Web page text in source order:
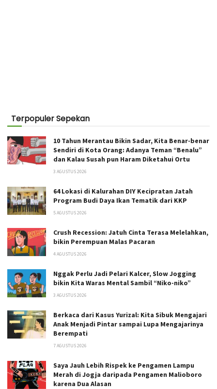
Terpopuler Sepekan
10 Tahun Merantau Bikin Sadar, Kita Benar-benar
Sendiri di Kota Orang: Adanya Teman “Benalu”
dan Kalau Susah pun Haram Diketahui Ortu
3 AGUSTUS 2026
64 Lokasi di Kalurahan DIY Kecipratan Jatah
Program Budi Daya Ikan Tematik dari KKP
5 AGUSTUS 2026
Crush Recession: Jatuh Cinta Terasa Melelahkan,
bikin Perempuan Malas Pacaran
4 AGUSTUS 2026
Nggak Perlu Jadi Pelari Kalcer, Slow Jogging
bikin Kita Waras Mental Sambil “Niko-niko”
3 AGUSTUS 2026
Berkaca dari Kasus Yurizal: Kita Sibuk Mengajari
Anak Menjadi Pintar sampai Lupa Mengajarinya
Berempati
7 AGUSTUS 2026
Saya Jauh Lebih Rispek ke Pengamen Lampu
Merah di Jogja daripada Pengamen Malioboro
karena Dua Alasan